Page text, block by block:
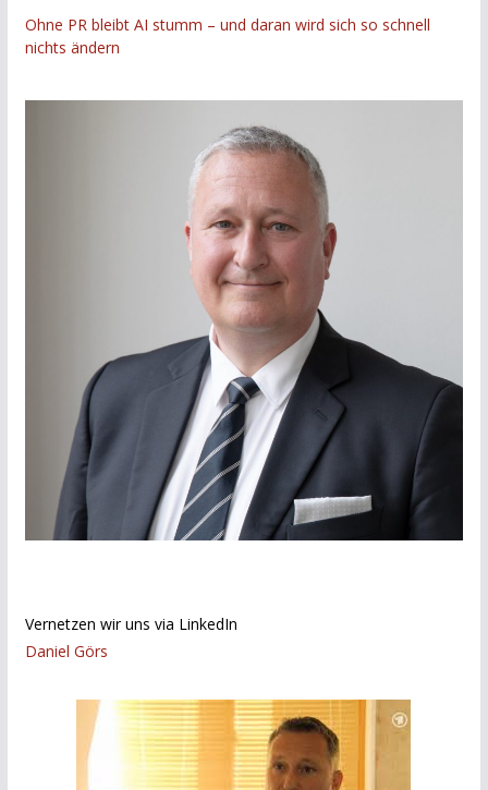
Ohne PR bleibt AI stumm – und daran wird sich so schnell
nichts ändern
Vernetzen wir uns via LinkedIn
Daniel Görs